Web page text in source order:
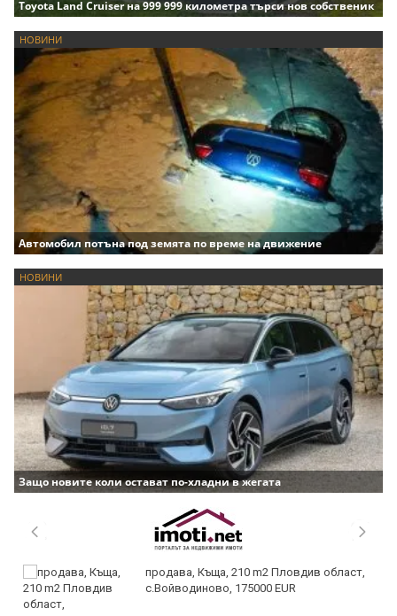
Toyota Land Cruiser на 999 999 километра търси нов собственик
НОВИНИ
Автомобил потъна под земята по време на движение
НОВИНИ
Защо новите коли остават по-хладни в жегата
продава, Къща, 210 m2 Пловдив област,
с.Войводиново, 175000 EUR